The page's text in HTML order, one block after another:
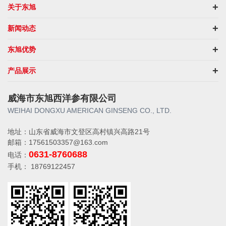
关于东旭
新闻动态
东旭优势
产品展示
威海市东旭西洋参有限公司
WEIHAI DONGXU AMERICAN GINSENG CO., LTD.
地址：山东省威海市文登区高村镇兴高路21号
邮箱：17561503357@163.com
电话： 0631-8760688
手机： 18769122457